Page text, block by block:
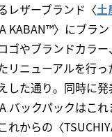
レザーブランド〈土
KABAN™〉にブラ
ゴやブランドカラ
リニューアルを行っ
した通り。同時に
バックパックはこ
れからの〈